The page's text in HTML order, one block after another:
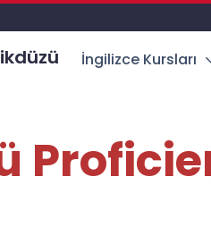
İngilizce Kursları